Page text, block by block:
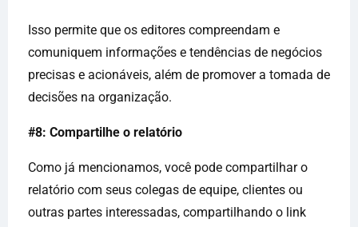
Isso permite que os editores compreendam e
comuniquem informações e tendências de negócios
precisas e acionáveis, além de promover a tomada de
decisões na organização.
#8: Compartilhe o relatório
Como já mencionamos, você pode compartilhar o
relatório com seus colegas de equipe, clientes ou
outras partes interessadas, compartilhando o link